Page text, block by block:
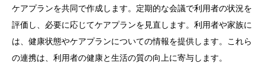
ケアプランを共同で作成します。定期的な会議で利用者の状況を
評価し、必要に応じてケアプランを見直します。利用者や家族に
は、健康状態やケアプランについての情報を提供します。これら
の連携は、利用者の健康と生活の質の向上に寄与します。